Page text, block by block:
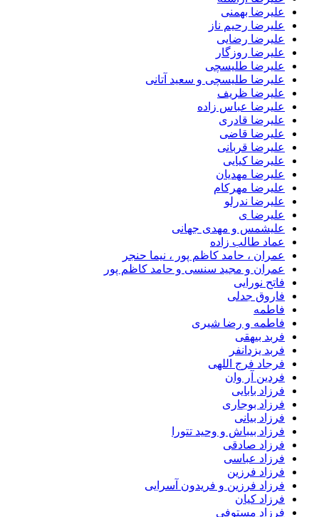
علیرضا بهمنی
علیرضا رحیم ناز
علیرضا رضایی
علیرضا روزگار
علیرضا طلیسچی
علیرضا طلیسچی و سعید آتانی
علیرضا ظریف
علیرضا عباس زاده
علیرضا قادری
علیرضا قاضی
علیرضا قربانی
علیرضا کیایی
علیرضا مهدیان
علیرضا مهرکام
علیرضا ندرلو
علیرضا ی
علیشمس و مهدی جهانی
عماد طالب زاده
عمران ، حامد کاظم پور ، نیما حنجر
عمران و مجید سنسی و حامد کاظم پور
فاتح نورایی
فاروق جدلی
فاطمه
فاطمه و رضا شیری
فربد بیهقی
فربد یزدانفر
فرجاد فرج اللهی
فردین آر وان
فرزاد بابایی
فرزاد بوجاری
فرزاد بیانی
فرزاد بیباش و وحید تتورا
فرزاد صادقی
فرزاد عباسی
فرزاد فرزین
فرزاد فرزین و فریدون آسرایی
فرزاد کیان
فرزاد مستوفی